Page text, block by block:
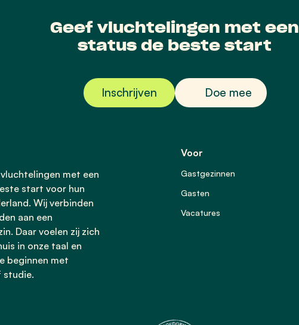
Geef vluchtelingen met een
status de beste start
Inschrijven Doe mee
met een
start voor hun
Wij verbinden
aan een
Daar voelen zij zich
in onze taal en
beginnen met
studie.
Voor
Gastgezinnen
Gasten
Vacatures